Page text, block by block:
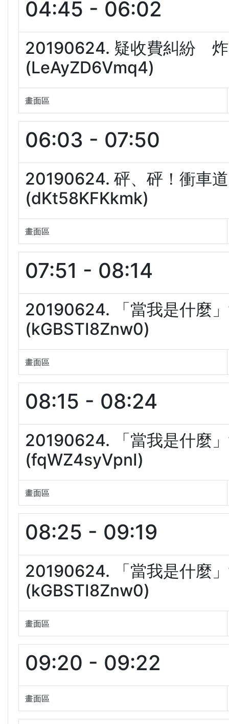
04:45 - 06:02
20190624. 疑收費糾紛
(LeAyZD6Vmq4)
畫面區
06:03 - 07:50
20190624. 砰、砰！衝車
(dKt58KFKkmk)
畫面區
07:51 - 08:14
20190624. 「當我是什麼
(kGBSTI8Znw0)
畫面區
08:15 - 08:24
20190624. 「當我是什麼
(fqWZ4syVpnI)
畫面區
08:25 - 09:19
20190624. 「當我是什麼
(kGBSTI8Znw0)
畫面區
09:20 - 09:22
畫面區